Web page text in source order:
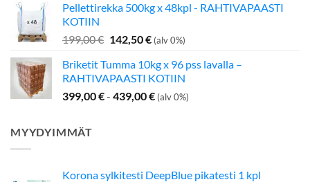
oli:
on:
Pellettirekka 500kg x 48kpl - RAHTIVAPAASTI
KOTIIN
199,00€ Alkuperäinen
oli:
199,00 €.
142,50€Nykyinen
on:
142,50 €.
(alv 0%)
Briketit Tumma 10kg x 96 pss lavalla –
RAHTIVAPAASTI KOTIIN
399,00€- 439,00€ (alv 0%)
MYYDYIMMÄT
Korona sylkitesti DeepBlue pikatesti 1 kpl